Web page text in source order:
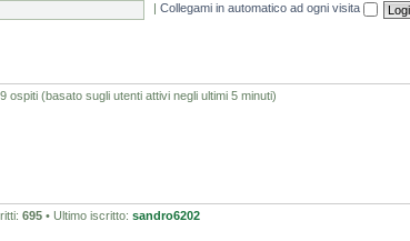
Collegami in automatico ad ogni visita
(basato sugli utenti attivi negli ultimi 5 minuti)
695 • Ultimo iscritto: sandro6202